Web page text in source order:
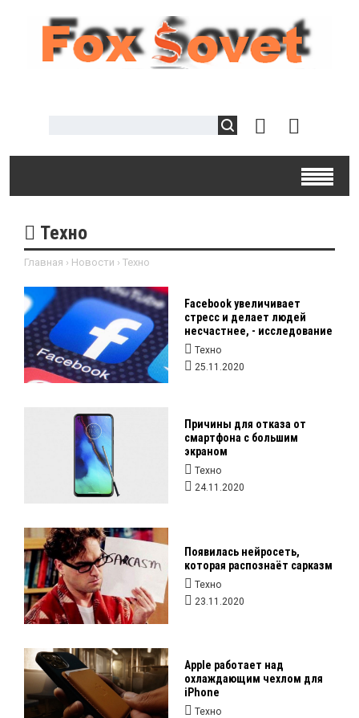
Техно
Главная › Новости › Техно
Facebook увеличивает
стресс и делает людей
несчастнее, - исследование
Техно
25.11.2020
Причины для отказа от
смартфона с большим
экраном
Техно
24.11.2020
Появилась нейросеть,
которая распознаёт сарказм
Техно
23.11.2020
Apple работает над
охлаждающим чехлом для
iPhone
Техно